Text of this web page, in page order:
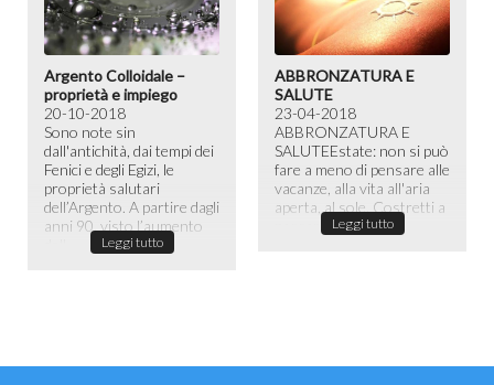
Argento Colloidale –
proprietà e impiego
20-10-2018
Sono note sin
dall'antichità, dai tempi dei
Fenici e degli Egizi, le
proprietà salutari
dell’Argento. A partire dagli
anni 90, visto l’aumento
Leggi tutto
ABBRONZATURA E
SALUTE
23-04-2018
ABBRONZATURA E
SALUTE​ Estate: non si può
fare a meno di pensare alle
vacanze, alla vita all'aria
aperta, al sole. Costretti a
passare la maggior ...
Leggi tutto